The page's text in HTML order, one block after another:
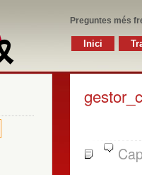
Preguntes més
Inici